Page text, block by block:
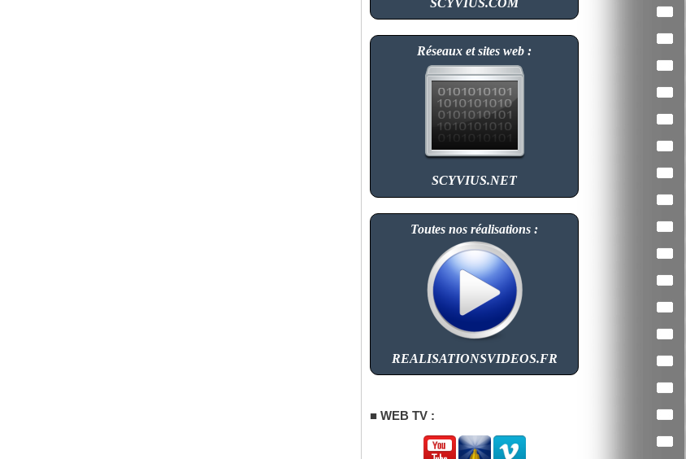
Réseaux et sites web :
SCYVIUS.NET
Toutes nos réalisations :
REALISATIONSVIDEOS.FR
WEB TV :